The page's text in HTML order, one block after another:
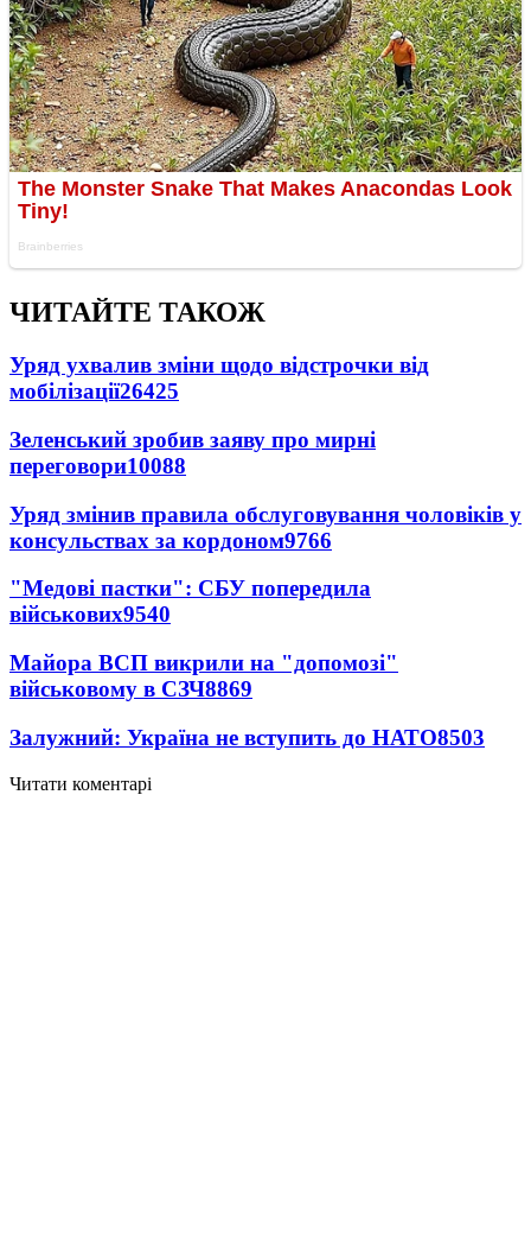
ЧИТАЙТЕ ТАКОЖ
Уряд ухвалив зміни щодо відстрочки від
мобілізації26425
Зеленський зробив заяву про мирні
переговори10088
Уряд змінив правила обслуговування чоловіків у
консульствах за кордоном9766
"Медові пастки": СБУ попередила
військових9540
Майора ВСП викрили на "допомозі"
військовому в СЗЧ8869
Залужний: Україна не вступить до НАТО8503
Читати коментарі